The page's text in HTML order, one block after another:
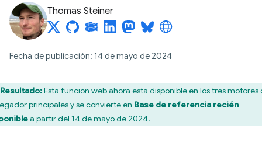
Thomas Steiner
Fecha de publicación: 14 de mayo de 2024
Resultado:Esta función web ahora está disponible en los tres motores
principales y se convierte en Base de referencia recién
a partir del 14 de mayo de 2024.